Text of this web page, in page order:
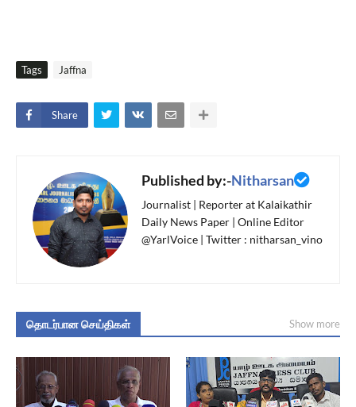
Tags Jaffna
Share
Published by:-Nitharsan
Journalist | Reporter at Kalaikathir
Daily News Paper | Online Editor
@YarlVoice | Twitter : nitharsan_vino
தொடர்பான செய்திகள் Show more